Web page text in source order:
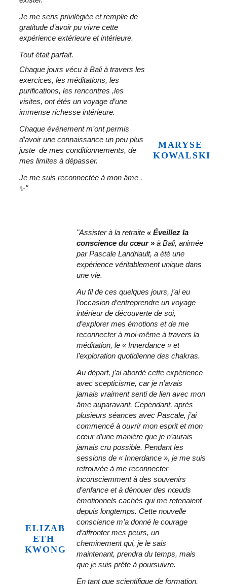
Je me sens privilégiée et remplie de
gratitude d’avoir pu vivre cette
expérience extérieure et intérieure.
Tout était parfait.
Chaque jours vécu à Bali à travers les
exercices, les méditations, les
purifications, les rencontres ,les
visites, ont étés un voyage d’une
immense richesse intérieure.
Chaque événement m’ont permis
d’avoir une connaissance un peu plus
juste  de mes conditionnements, de
mes limites à dépasser.
Je me suis reconnectée à mon âme .
✨"
MARYSE
KOWALSKI
ELIZAB
ETH
KWONG
"Assister à la retraite « Éveillez la
conscience du cœur » à Bali, animée
par Pascale Landriault, a été une
expérience véritablement unique dans
une vie.
Au fil de ces quelques jours, j’ai eu
l’occasion d’entreprendre un voyage
intérieur de découverte de soi,
d’explorer mes émotions et de me
reconnecter à moi-même à travers la
méditation, le « Innerdance » et
l’exploration quotidienne des chakras.
Au départ, j’ai abordé cette expérience
avec scepticisme, car je n’avais
jamais vraiment senti de lien avec mon
âme auparavant. Cependant, après
plusieurs séances avec Pascale, j’ai
commencé à ouvrir mon esprit et mon
cœur d’une manière que je n’aurais
jamais cru possible. Pendant les
sessions de « Innerdance », je me suis
retrouvée à me reconnecter
inconsciemment à des souvenirs
d’enfance et à dénouer des nœuds
émotionnels cachés qui me retenaient
depuis longtemps. Cette nouvelle
conscience m’a donné le courage
d’affronter mes peurs, un
cheminement qui, je le sais
maintenant, prendra du temps, mais
que je suis prête à poursuivre.
En tant que scientifique de formation,